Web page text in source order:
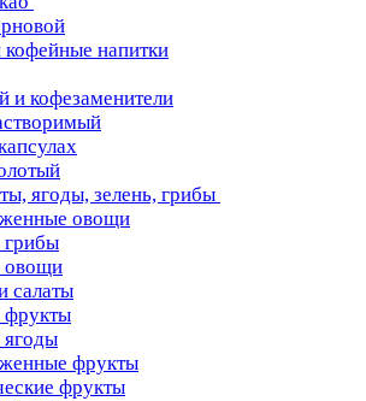
кофейные напитки
и кофезаменители
ягоды, зелень, грибы
овощи
овощи
салаты
фрукты
фрукты